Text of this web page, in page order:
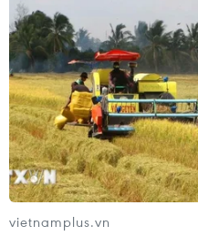
Sẽ thanh tra đột xuất
phương
13/02/2015 08:14
Bộ Văn hóa Thể thao và Du lịch sẽ
hội đầu năm nhằm ngăn chặn tình
và không minh bạch tiền công đức.
vietnamplus.vn